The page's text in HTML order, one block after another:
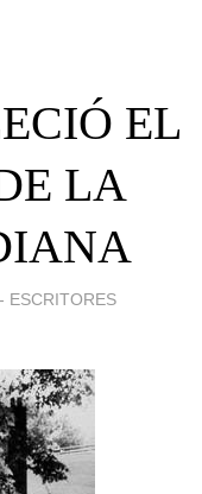
EL
LA
- ESCRITORES